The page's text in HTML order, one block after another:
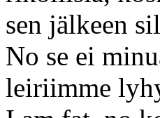
sen jälkeen
No se ei
leiriimme